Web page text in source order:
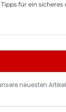
für ein sicheres
neuesten